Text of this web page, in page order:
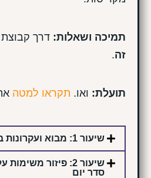
תמיכה ושאלות: דרך
זה.
תועלת: ואו. תקראו למטה
שיעור 1: מבוא ועקרונות בסיס
שיעור 2: פיזור
סדר יום